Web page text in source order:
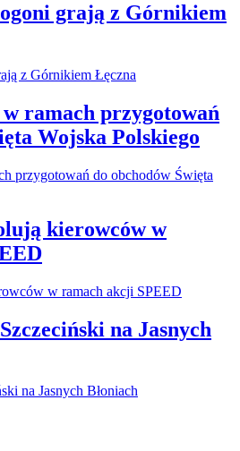
grają z Górnikiem
ramach przygotowań
Wojska Polskiego
kierowców w
na Jasnych